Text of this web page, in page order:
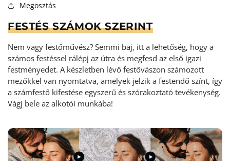
Megosztás
FESTÉS SZÁMOK SZERINT
Nem vagy festőművész? Semmi baj, itt a lehetőség, hogy a
számos festéssel rálépj az útra és megfesd az első igazi
festményedet. A készletben lévő festővászon számozott
mezőkkel van nyomtatva, amelyek jelzik a festendő színt, így
a számfestő kifestése egyszerű és szórakoztató tevékenység.
Vágj bele az alkotói munkába!